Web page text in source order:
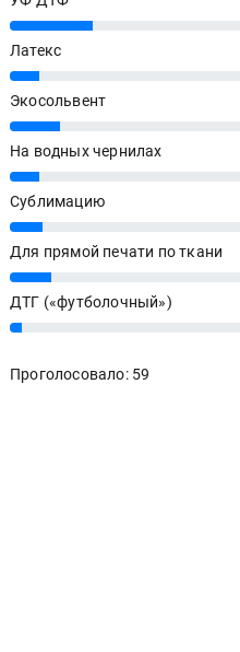
20%
Латекс
7%
Экосольвент
12%
На водных чернилах
7%
Сублимацию
8%
Для прямой печати по ткани
10%
ДТГ («футболочный»)
3%
Проголосовало: 59